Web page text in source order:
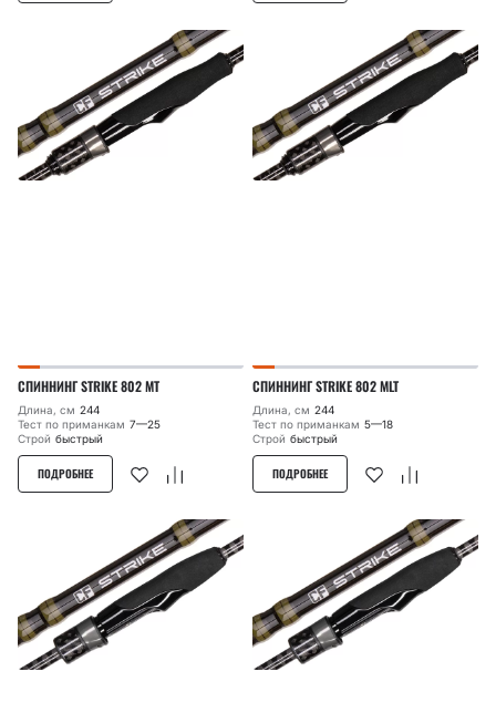
СПИННИНГ STRIKE 802 MT
Длина, см 244
Тест по приманкам 7—25
Строй быстрый
ПОДРОБНЕЕ
СПИННИНГ STRIKE 802 MLT
Длина, см 244
Тест по приманкам 5—18
Строй быстрый
ПОДРОБНЕЕ